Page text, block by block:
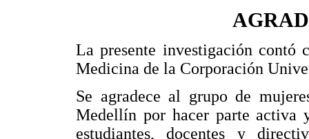
La presente investigación contó
Medicina de la Corporación
Se agradece al grupo de
Medellín por hacer parte activa
estudiantes, docentes y